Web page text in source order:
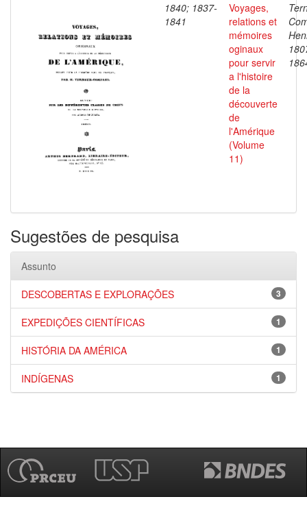
1840; 1837-
1841
Voyages,
relations et
mémoires
oginaux
pour servir
a l'histoire
de la
découverte
de
l'Amérique
(Volume
11)
Sugestões de pesquisa
Assunto
3
DESCOBERTAS E EXPLORAÇÕES
1
EXPEDIÇÕES CIENTÍFICAS
1
HISTÓRIA DA AMÉRICA
1
INDÍGENAS